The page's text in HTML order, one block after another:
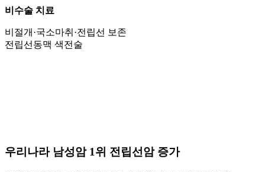
비수술 치료
비절개·국소마취·전립선 보존
전립선동맥 색전술
우리나라 남성암 1위 전립선암 증가